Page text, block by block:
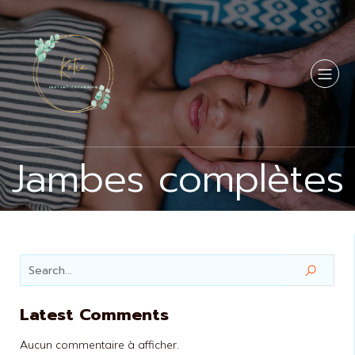
Jambes complètes
Latest Comments
Aucun commentaire à afficher.